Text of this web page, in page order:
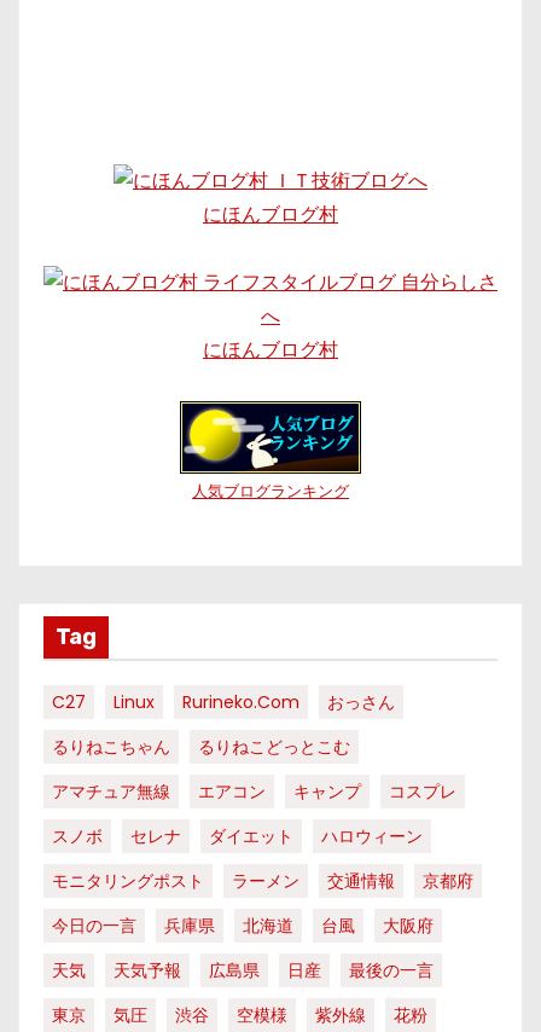
にほんブログ村
にほんブログ村
人気ブログランキング
Tag
C27 Linux Rurineko.com
おっさん
るりねこちゃん
るりねこどっとこむ
アマチュア無線
エアコン キャンプ
コスプレ
スノボ
セレナ ダイエット
ハロウィーン
モニタリングポスト
ラーメン 交通情報
京都府
今日の一言
兵庫県 北海道 台風
大阪府
天気
天気予報 広島県 日産
最後の一言
東京
気圧 渋谷 空模様 紫外線
花粉